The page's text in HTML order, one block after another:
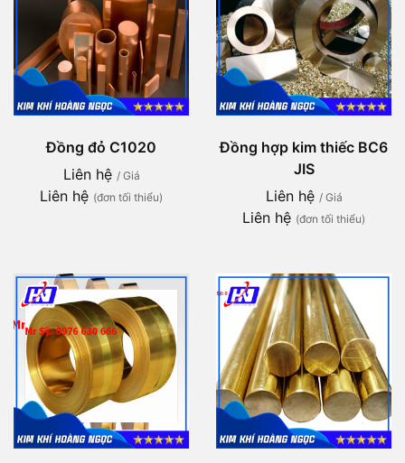
Đồng đỏ C1020
Liên hệ / Giá
Liên hệ (đơn tối thiểu)
Đồng hợp kim thiếc BC6
JIS
Liên hệ / Giá
Liên hệ (đơn tối thiểu)